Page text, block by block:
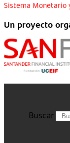
Sistema Monetario
Un proyecto
Buscar